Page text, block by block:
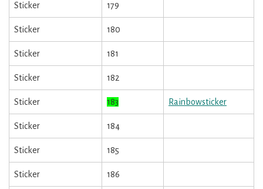
Sticker 179
Sticker 180
Sticker 181
Sticker 182
Sticker 183 Rainbowsticker
Sticker 184
Sticker 185
Sticker 186